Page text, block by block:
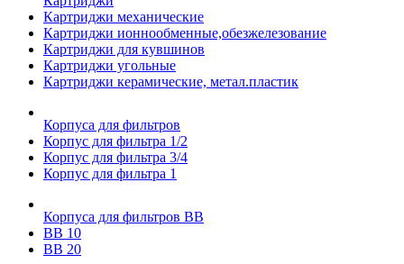
Картриджи механические
Картриджи ионнообменные,обезжелезование
Картриджи для кувшинов
Картриджи угольные
Картриджи керамические, метал.пластик
Корпуса для фильтров
Корпус для фильтра 1/2
Корпус для фильтра 3/4
Корпус для фильтра 1
Корпуса для фильтров ВВ
ВВ 10
ВВ 20